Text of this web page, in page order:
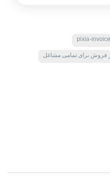
pixia-invoice
فروش برای تمامی مشاغل